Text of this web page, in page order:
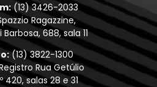
(13) 3426-2033
Ragazzine,
688, sala 11
(13) 3822-1300
Rua Getúlio
420, salas 28 e 31